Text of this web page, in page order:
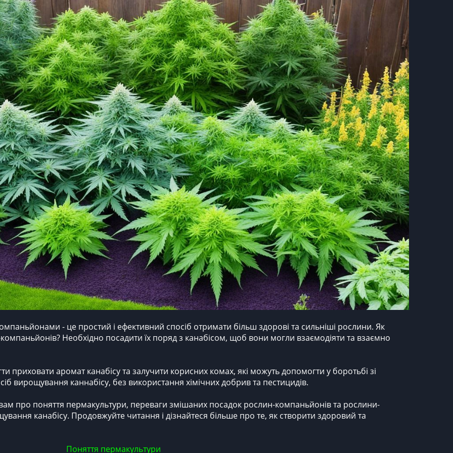
- це простий і ефективний спосіб отримати більш здорові та сильніші рослини. Як
Необхідно посадити їх поряд з канабісом, щоб вони могли взаємодіяти та взаємно
аромат канабісу та залучити корисних комах, які можуть допомогти у боротьбі зі
вирощування каннабісу, без використання хімічних добрив та пестицидів.
вам про поняття пермакультури, переваги змішаних посадок рослин-компаньйонів та рослини-
канабісу. Продовжуйте читання і дізнайтеся більше про те, як створити здоровий та
Поняття пермакультури